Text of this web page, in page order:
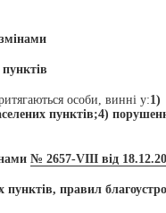
особи, винні у:1)
пунктів;4)
№ 2657-VIII від
пунктів, правил